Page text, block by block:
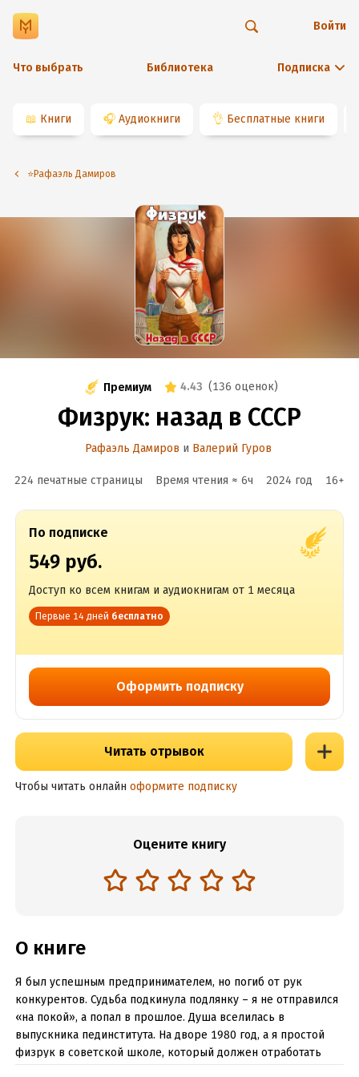
Что выбрать Библиотека Подписка
Войти
📖 Книги 🎧 Аудиокниги 👌 Бесплатные книги
⭐️Рафаэль Дамиров
Премиум 4.43 (136 оценок)
Физрук: назад в СССР
Рафаэль Дамиров и Валерий Гуров
224 печатные страницы Время чтения ≈ 6ч 2024 год 16+
По подписке
549 руб.
Доступ ко всем книгам и аудиокнигам от 1 месяца
Первые 14 дней бесплатно
Оформить подписку
Читать отрывок
Чтобы читать онлайн оформите подписку
Оцените книгу
О книге
Я был успешным предпринимателем, но погиб от рук
конкурентов. Судьба подкинула подлянку – я не отправился
«на покой», а попал в прошлое. Душа вселилась в
выпускника пединститута. На дворе 1980 год, а я простой
физрук в советской школе, который должен отработать